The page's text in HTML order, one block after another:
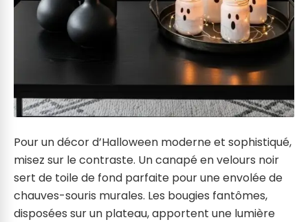
Pour un décor d’Halloween moderne et sophistiqué,
misez sur le contraste. Un canapé en velours noir
sert de toile de fond parfaite pour une envolée de
chauves-souris murales. Les bougies fantômes,
disposées sur un plateau, apportent une lumière